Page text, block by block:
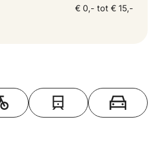
€ 0,- tot € 15,-
Toon op kaart